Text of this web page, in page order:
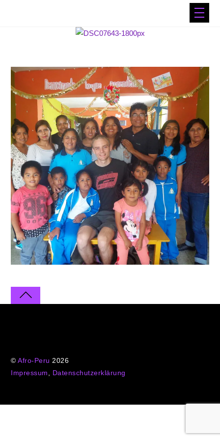
©Afro-Peru 2026
Impressum, Datenschutzerklärung